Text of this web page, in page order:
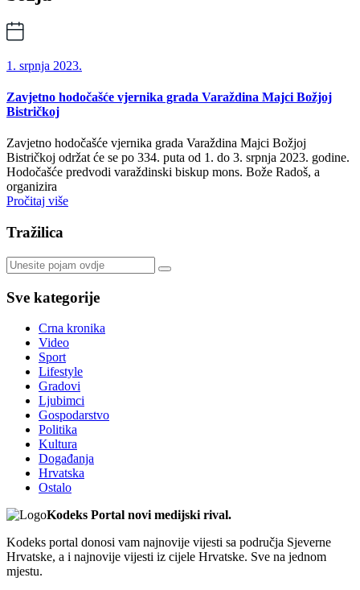
1. srpnja 2023.
Zavjetno hodočašće vjernika grada Varaždina Majci Božjoj
Bistričkoj
Zavjetno hodočašće vjernika grada Varaždina Majci Božjoj
Bistričkoj održat će se po 334. puta od 1. do 3. srpnja 2023. godine.
Hodočašće predvodi varaždinski biskup mons. Bože Radoš, a
organizira
Pročitaj više
Tražilica
Sve kategorije
Crna kronika
Video
Sport
Lifestyle
Gradovi
Ljubimci
Gospodarstvo
Politika
Kultura
Događanja
Hrvatska
Ostalo
Kodeks Portal novi medijski rival.
Kodeks portal donosi vam najnovije vijesti sa područja Sjeverne
Hrvatske, a i najnovije vijesti iz cijele Hrvatske. Sve na jednom
mjestu.